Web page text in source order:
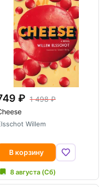
1 498
Willem
В корзину
8 августа (Сб)